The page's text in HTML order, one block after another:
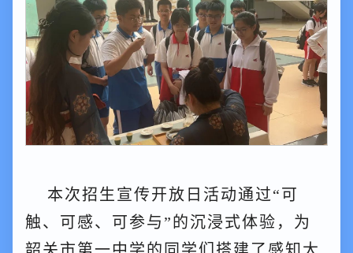
本次招生宣传开放日活动通过“可
触、可感、可参与”的沉浸式体验，为